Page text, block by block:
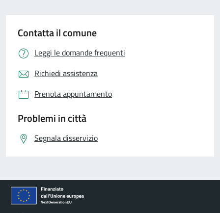
Contatta il comune
Leggi le domande frequenti
Richiedi assistenza
Prenota appuntamento
Problemi in città
Segnala disservizio